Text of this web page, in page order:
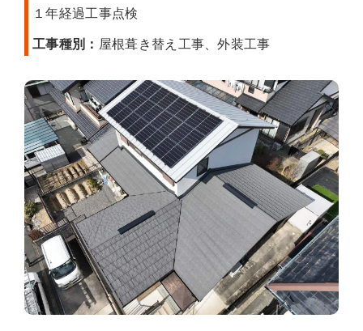
１年経過工事点検
工事種別： 屋根葺き替え工事、外装工事